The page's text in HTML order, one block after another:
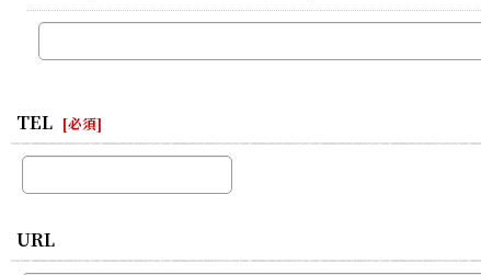
TEL [必須]
URL